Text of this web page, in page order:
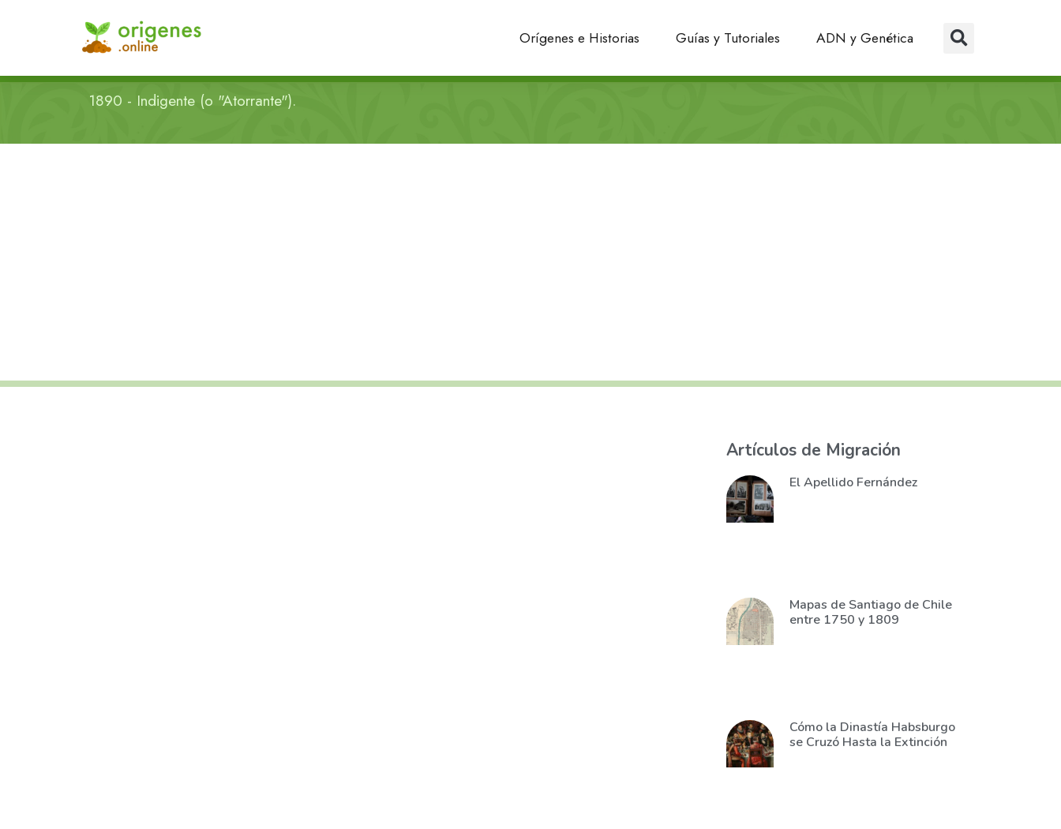
Orígenes e Historias Guías y Tutoriales ADN y Genética
1890 - Indigente (o "Atorrante").
Artículos de Migración
El Apellido Fernández
Mapas de Santiago de Chile
entre 1750 y 1809
Cómo la Dinastía Habsburgo
se Cruzó Hasta la Extinción